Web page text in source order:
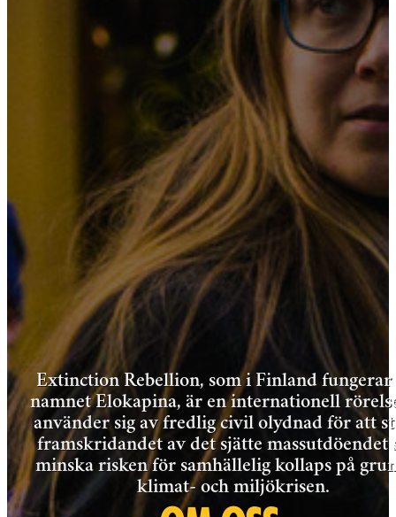
Extinction Rebellion, som i Finland fungerar
namnet Elokapina, är en internationell
använder sig av fredlig civil olydnad för att
framskridandet av det sjätte massutdöendet
minska risken för samhällelig kollaps på
klimat- och miljökrisen.